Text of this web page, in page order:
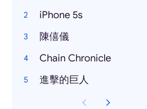
iPhone 5s
陳僖儀
Chain Chronicle
進擊的巨人